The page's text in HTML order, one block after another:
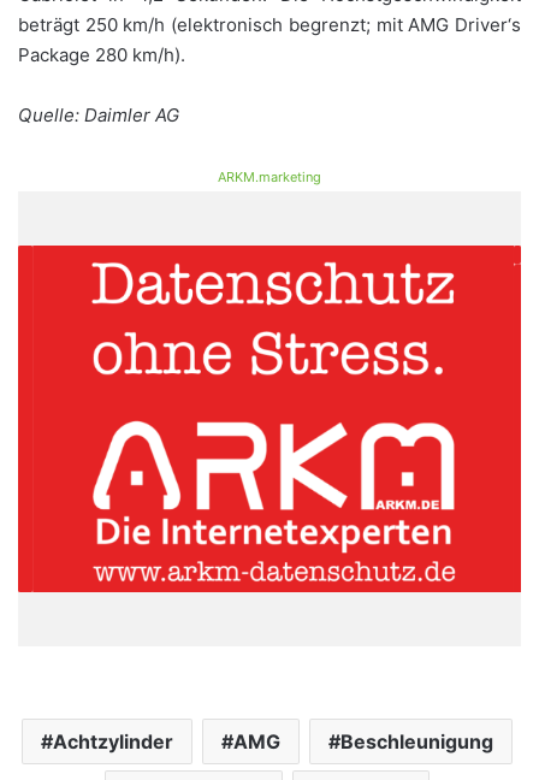
beträgt 250 km/h (elektronisch begrenzt; mit AMG Driver‘s
Package 280 km/h).
Quelle: Daimler AG
ARKM.marketing
Achtzylinder AMG Beschleunigung